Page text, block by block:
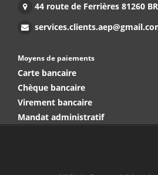
44 route de Ferrières 81260
Moyens de paiements
Carte bancaire
Chèque bancaire
Virement bancaire
Mandat administratif